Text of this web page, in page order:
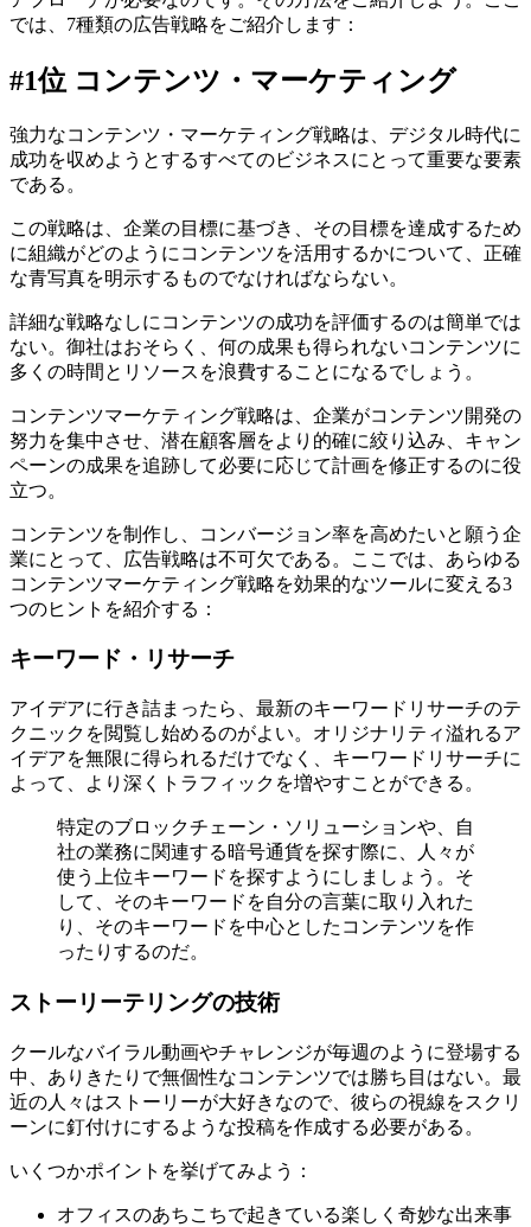
では、7種類の広告戦略をご紹介します：
#1位 コンテンツ・マーケティング
強力なコンテンツ・マーケティング戦略は、デジタル時代に
成功を収めようとするすべてのビジネスにとって重要な要素
である。
この戦略は、企業の目標に基づき、その目標を達成するため
に組織がどのようにコンテンツを活用するかについて、正確
な青写真を明示するものでなければならない。
詳細な戦略なしにコンテンツの成功を評価するのは簡単では
ない。御社はおそらく、何の成果も得られないコンテンツに
多くの時間とリソースを浪費することになるでしょう。
コンテンツマーケティング戦略は、企業がコンテンツ開発の
努力を集中させ、潜在顧客層をより的確に絞り込み、キャン
ペーンの成果を追跡して必要に応じて計画を修正するのに役
立つ。
コンテンツを制作し、コンバージョン率を高めたいと願う企
業にとって、広告戦略は不可欠である。ここでは、あらゆる
コンテンツマーケティング戦略を効果的なツールに変える3
つのヒントを紹介する：
キーワード・リサーチ
アイデアに行き詰まったら、最新のキーワードリサーチのテ
クニックを閲覧し始めるのがよい。オリジナリティ溢れるア
イデアを無限に得られるだけでなく、キーワードリサーチに
よって、より深くトラフィックを増やすことができる。
特定のブロックチェーン・ソリューションや、自
社の業務に関連する暗号通貨を探す際に、人々が
使う上位キーワードを探すようにしましょう。そ
して、そのキーワードを自分の言葉に取り入れた
り、そのキーワードを中心としたコンテンツを作
ったりするのだ。
ストーリーテリングの技術
クールなバイラル動画やチャレンジが毎週のように登場する
中、ありきたりで無個性なコンテンツでは勝ち目はない。最
近の人々はストーリーが大好きなので、彼らの視線をスクリ
ーンに釘付けにするような投稿を作成する必要がある。
いくつかポイントを挙げてみよう：
オフィスのあちこちで起きている楽しく奇妙な出来事